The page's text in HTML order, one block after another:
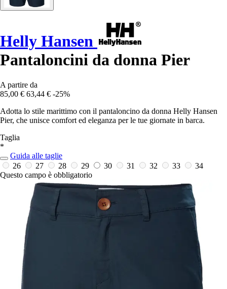
Helly Hansen
Pantaloncini da donna Pier
A partire da
85,00 € 63,44 € -25%
Adotta lo stile marittimo con il pantaloncino da donna Helly Hansen
Pier, che unisce comfort ed eleganza per le tue giornate in barca.
Taglia
*
Guida alle taglie
26
27 28 29 30 31 32 33
34
Questo campo è obbligatorio